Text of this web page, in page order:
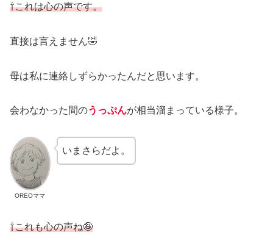
⇧これは心の声です。
直接は言えません🤣
母は私に連絡しずらかったんだと思います。
会わなかった間のうっぷんが相当溜まっている様子。
OREOママ
いまさらだよ。
⇧これも心の声ね🤪